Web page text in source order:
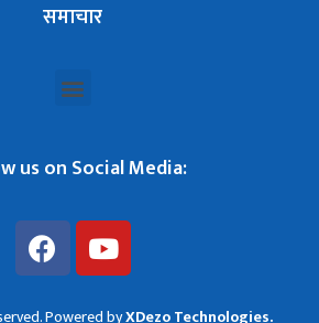
समाचार
us on Social Media:
Powered byXDezo Technologies.